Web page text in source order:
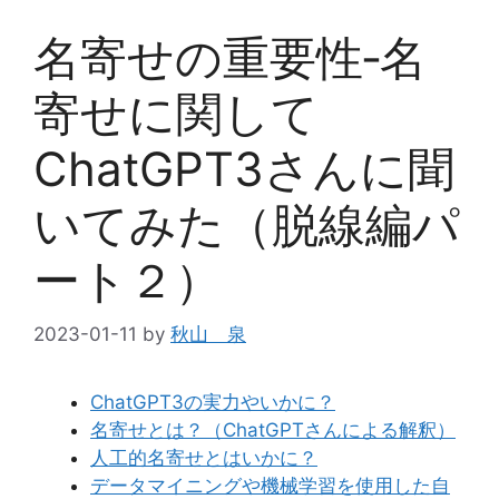
名寄せの重要性‐名
寄せに関して
ChatGPT3さんに聞
いてみた（脱線編パ
ート２）
2023-01-11 by 秋山 泉
ChatGPT3の実力やいかに？
名寄せとは？（ChatGPTさんによる解釈）
人工的名寄せとはいかに？
データマイニングや機械学習を使用した自